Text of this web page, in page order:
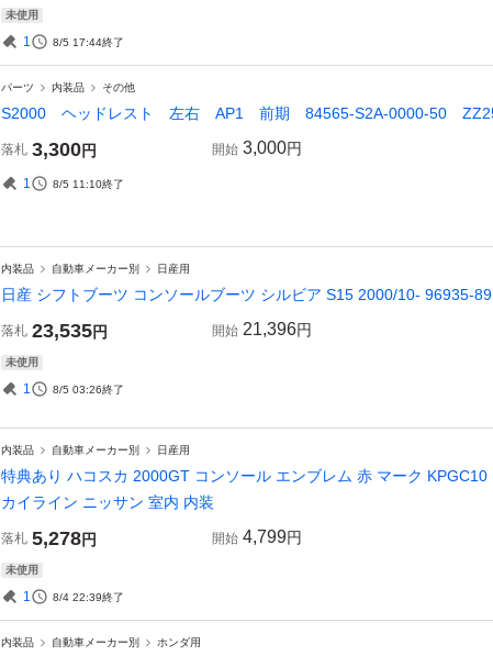
未使用
1 8/5 17:44終了
パーツ 内装品 その他
S2000 ヘッドレスト 左右 AP1 前期 84565-S2A-0000-50
落札 3,300円 開始 3,000円
1 8/5 11:10終了
内装品 自動車メーカー別 日産用
日産 シフトブーツ コンソールブーツ シルビア S15 2000/10- 96935-
落札 23,535円 開始 21,396円
未使用
1 8/5 03:26終了
内装品 自動車メーカー別 日産用
特典あり ハコスカ 2000GT コンソール エンブレム 赤 マーク
カイライン ニッサン 室内 内装
落札 5,278円 開始 4,799円
未使用
1 8/4 22:39終了
内装品 自動車メーカー別 ホンダ用